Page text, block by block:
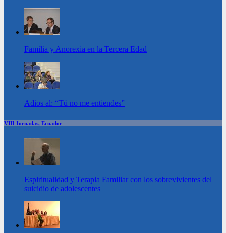
Familia y Anorexia en la Tercera Edad
Adios al: “Tú no me entiendes”
VIII Jornadas, Ecuador
Espiritualidad y Terapia Familiar con los sobrevivientes del
suicidio de adolescentes